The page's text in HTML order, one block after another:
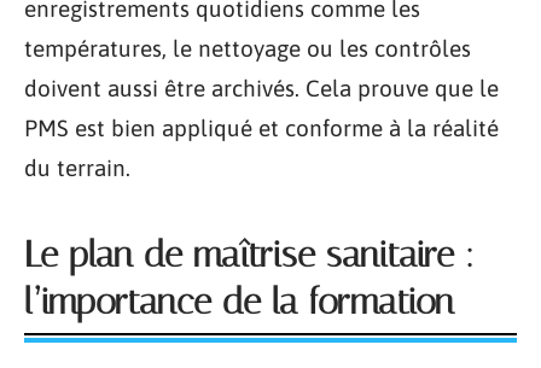
enregistrements quotidiens comme les
températures, le nettoyage ou les contrôles
doivent aussi être archivés. Cela prouve que le
PMS est bien appliqué et conforme à la réalité
du terrain.
Le plan de maîtrise sanitaire :
l’importance de la formation